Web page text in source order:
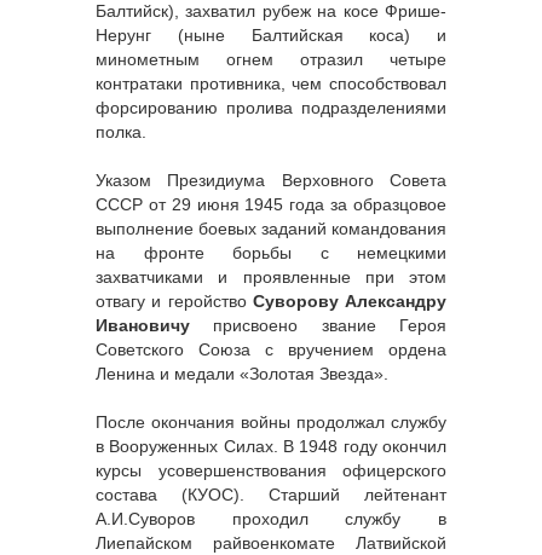
Балтийск), захватил рубеж на косе Фрише-
Нерунг (ныне Балтийская коса) и
минометным огнем отразил четыре
контратаки противника, чем способствовал
форсированию пролива подразделениями
полка.
Указом Президиума Верховного Совета
СССР от 29 июня 1945 года за образцовое
выполнение боевых заданий командования
на фронте борьбы с немецкими
захватчиками и проявленные при этом
отвагу и геройство Суворову Александру
Ивановичу присвоено звание Героя
Советского Союза с вручением ордена
Ленина и медали «Золотая Звезда».
После окончания войны продолжал службу
в Вооруженных Силах. В 1948 году окончил
курсы усовершенствования офицерского
состава (КУОС). Старший лейтенант
А.И.Суворов проходил службу в
Лиепайском райвоенкомате Латвийской